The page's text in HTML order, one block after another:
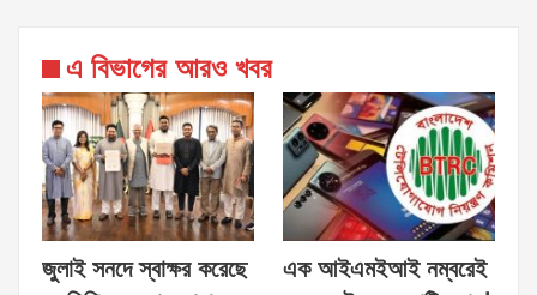
এ বিভাগের আরও খবর
জুলাই সনদে স্বাক্ষর করেছে
এক আইএমইআই নম্বরেই